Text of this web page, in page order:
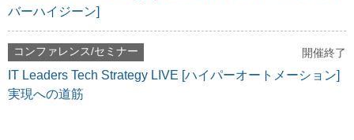
バーハイジーン]
コンファレンス/セミナー 開催終了
IT Leaders Tech Strategy LIVE [ハイパーオートメーション]
実現への道筋